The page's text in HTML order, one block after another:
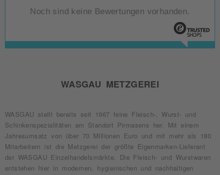
Noch sind keine Bewertungen vorhanden.
WASGAU METZGEREI
WASGAU stellt bereits seit 1967 feine Fleisch-, Wurst- und
Schinkenspezialitäten am Standort Pirmasens her. Mit einem
Jahresumsatz von über 70 Millionen Euro und mit mehr als 180
Mitarbeitern ist die Metzgerei der größte Eigenmarken-Lieferant
der WASGAU Einzelhandelsmärkte. Die Fleisch- und Wurstwaren
entstehen hier in modernen, hygienischen und nachhaltigen